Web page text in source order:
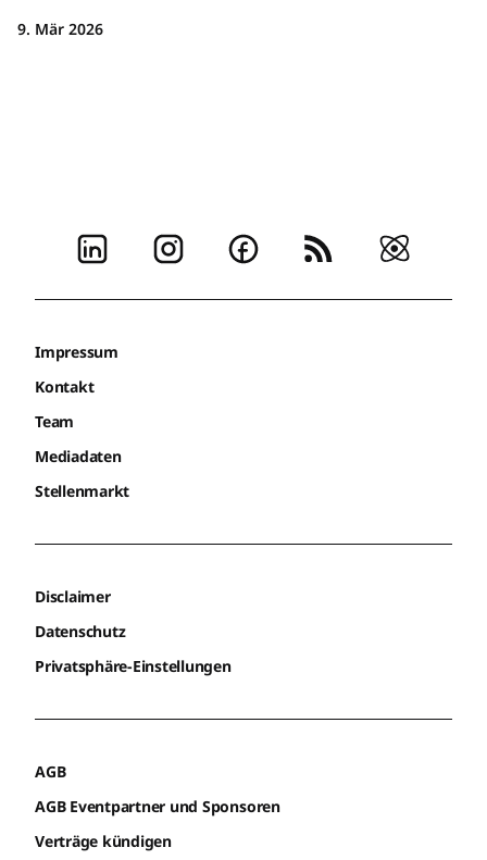
9. Mär 2026
Impressum
Kontakt
Team
Mediadaten
Stellenmarkt
Disclaimer
Datenschutz
Privatsphäre-Einstellungen
AGB
AGB Eventpartner und Sponsoren
Verträge kündigen